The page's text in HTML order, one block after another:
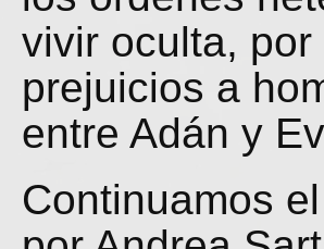
vivir oculta,
prejuicios a
entre Adán y
Continuamos